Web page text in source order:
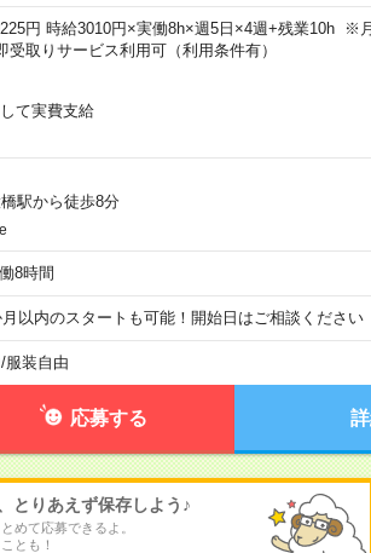
円 時給3010円×実働8h×週5日×4週+残業10h ※
取りサービス利用可（利用条件有）
て実費支給
駅から徒歩8分
8時間
以内のスタートも可能！開始日はご相談ください
/服装自由
応募する
とりあえず保存しよう♪
めて応募できるよ。
とも！